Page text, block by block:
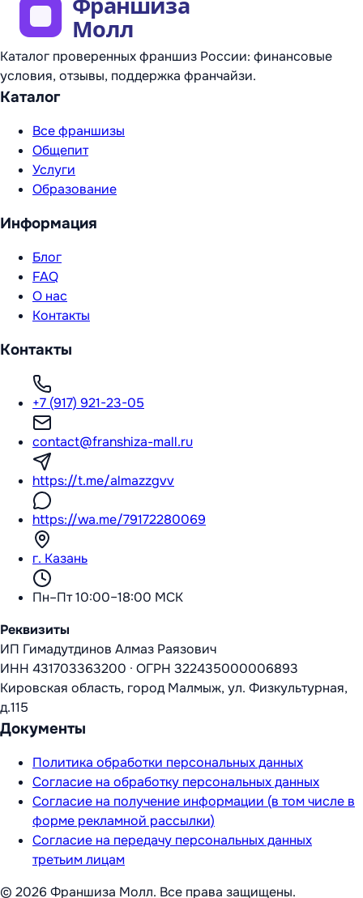
Каталог проверенных франшиз России: финансовые
условия, отзывы, поддержка франчайзи.
Каталог
Все франшизы
Общепит
Услуги
Образование
Информация
Блог
FAQ
О нас
Контакты
Контакты
+7 (917) 921-23-05
contact@franshiza-mall.ru
https://t.me/almazzgvv
https://wa.me/79172280069
г. Казань
Пн–Пт 10:00–18:00 МСК
Реквизиты
ИП Гимадутдинов Алмаз Раязович
ИНН 431703363200 · ОГРН 322435000006893
Кировская область, город Малмыж, ул. Физкультурная,
д.115
Документы
Политика обработки персональных данных
Согласие на обработку персональных данных
Согласие на получение информации (в том числе в
форме рекламной рассылки)
Согласие на передачу персональных данных
третьим лицам
© 2026 Франшиза Молл. Все права защищены.